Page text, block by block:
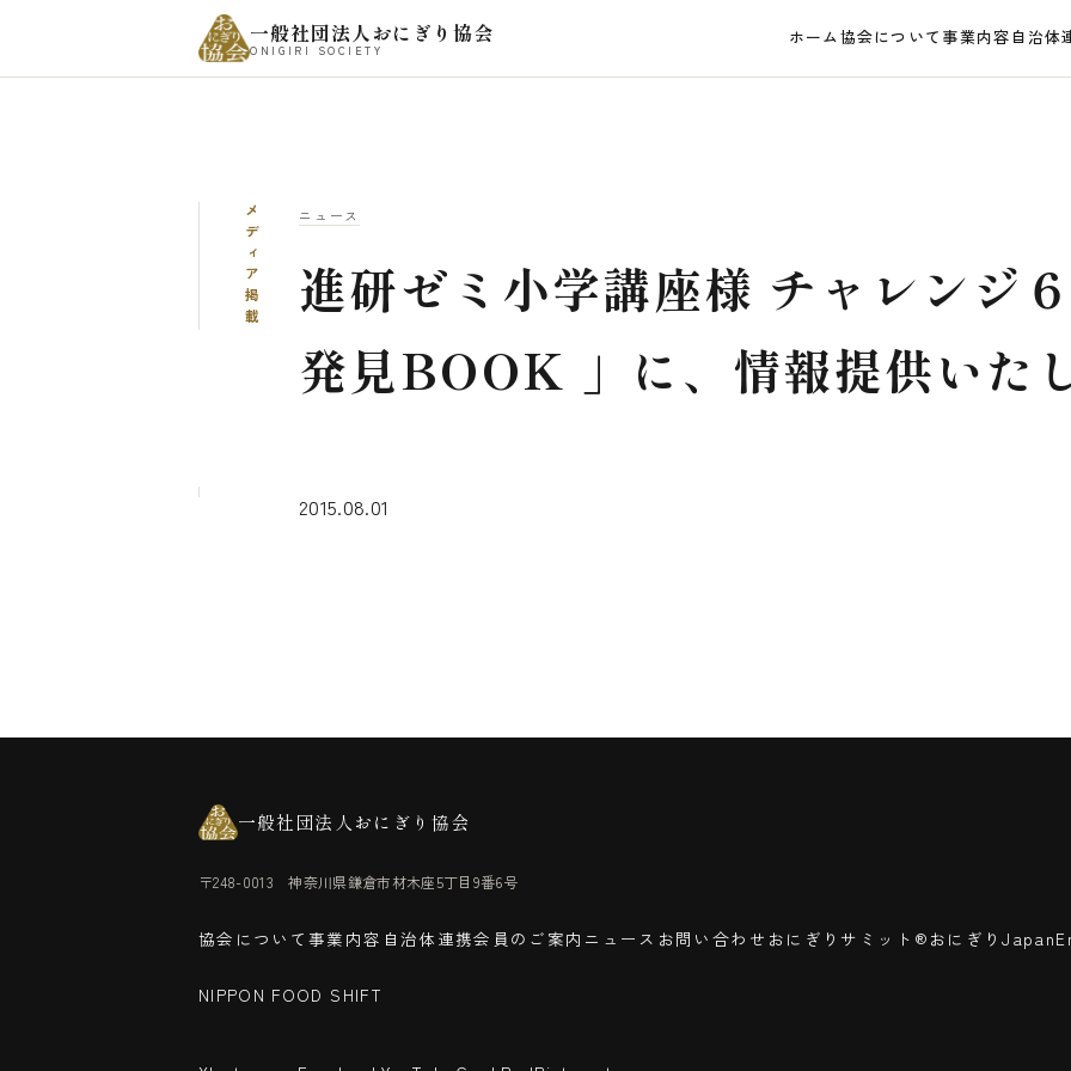
一般社団法人おにぎり協会
ONIGIRI SOCIETY
ホーム協会について 事業内容 自治体
メディア掲載 ニュース
進研ゼミ小学講座様 チャレンジ
発見BOOK 」に、情報提供いた
2015.08.01
一般社団法人おにぎり協会
〒248-0013 神奈川県鎌倉市材木座5丁目9番6号
協会について事業内容 自治体連携会員のご案内 ニュース お問い合わせ おにぎりサミット® おにぎりJapan
NIPPON FOOD SHIFT